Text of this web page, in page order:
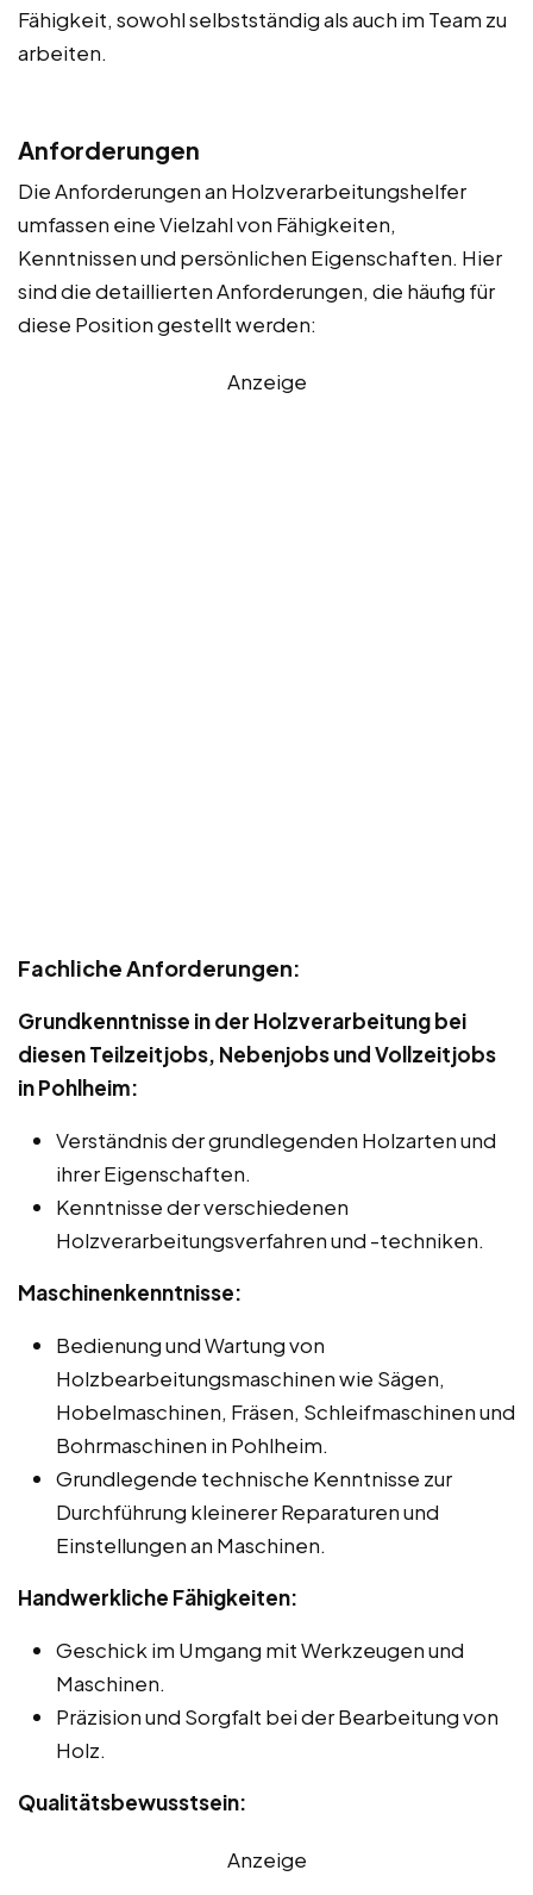
Fähigkeit, sowohl selbstständig als auch im Team zu
arbeiten.
Anforderungen
Die Anforderungen an Holzverarbeitungshelfer
umfassen eine Vielzahl von Fähigkeiten,
Kenntnissen und persönlichen Eigenschaften. Hier
sind die detaillierten Anforderungen, die häufig für
diese Position gestellt werden:
Anzeige
Fachliche Anforderungen:
Grundkenntnisse in der Holzverarbeitung bei
diesen Teilzeitjobs, Nebenjobs und Vollzeitjobs
in Pohlheim:
Verständnis der grundlegenden Holzarten und
ihrer Eigenschaften.
Kenntnisse der verschiedenen
Holzverarbeitungsverfahren und -techniken.
Maschinenkenntnisse:
Bedienung und Wartung von
Holzbearbeitungsmaschinen wie Sägen,
Hobelmaschinen, Fräsen, Schleifmaschinen und
Bohrmaschinen in Pohlheim.
Grundlegende technische Kenntnisse zur
Durchführung kleinerer Reparaturen und
Einstellungen an Maschinen.
Handwerkliche Fähigkeiten:
Geschick im Umgang mit Werkzeugen und
Maschinen.
Präzision und Sorgfalt bei der Bearbeitung von
Holz.
Qualitätsbewusstsein:
Anzeige